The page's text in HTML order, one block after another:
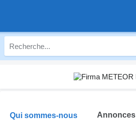
Qui sommes-nous Annonces